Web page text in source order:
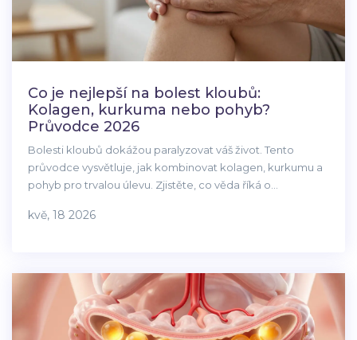
Co je nejlepší na bolest kloubů:
Kolagen, kurkuma nebo pohyb?
Průvodce 2026
Bolesti kloubů dokážou paralyzovat váš život. Tento
průvodce vysvětluje, jak kombinovat kolagen, kurkumu a
pohyb pro trvalou úlevu. Zjistěte, co věda říká o
kvě, 18 2026